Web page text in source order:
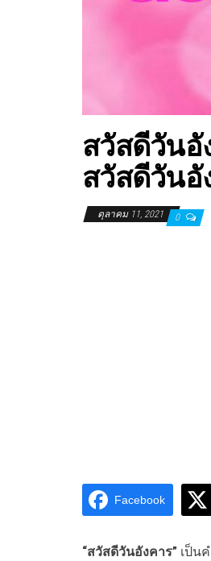
สวัสดีวันอั
สวัสดีวันอั
ตุลาคม 11, 2021 0
Facebook
“สวัสดีวันอังคาร” เป็น